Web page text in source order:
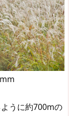
うに約700mの